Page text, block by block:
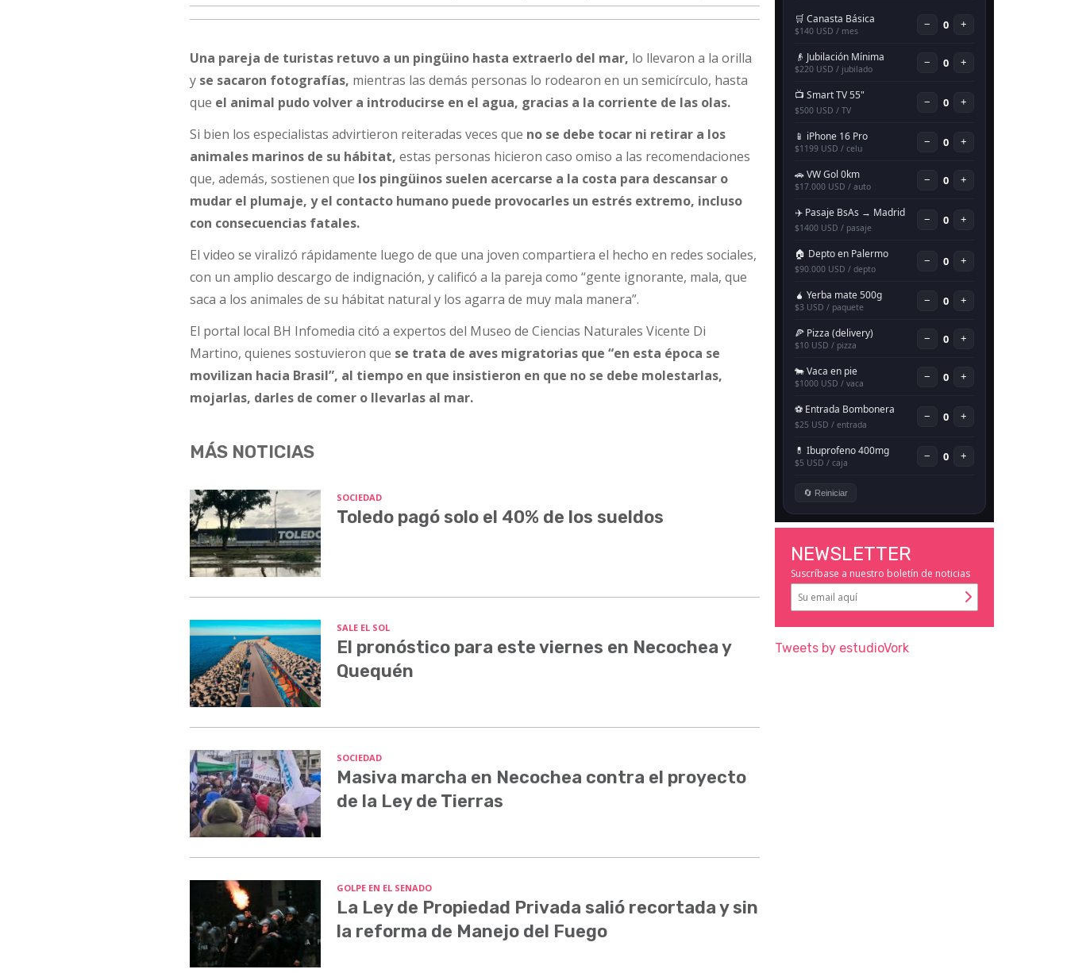
Una pareja de turistas retuvo a un pingüino hasta extraerlo del mar, lo llevaron a la orilla
y se sacaron fotografías, mientras las demás personas lo rodearon en un semicírculo, hasta
que el animal pudo volver a introducirse en el agua, gracias a la corriente de las olas.
Si bien los especialistas advirtieron reiteradas veces que no se debe tocar ni retirar a los
animales marinos de su hábitat, estas personas hicieron caso omiso a las recomendaciones
que, además, sostienen que los pingüinos suelen acercarse a la costa para descansar o
mudar el plumaje, y el contacto humano puede provocarles un estrés extremo, incluso
con consecuencias fatales.
El video se viralizó rápidamente luego de que una joven compartiera el hecho en redes sociales,
con un amplio descargo de indignación, y calificó a la pareja como “gente ignorante, mala, que
saca a los animales de su hábitat natural y los agarra de muy mala manera”.
El portal local BH Infomedia citó a expertos del Museo de Ciencias Naturales Vicente Di
Martino, quienes sostuvieron que se trata de aves migratorias que “en esta época se
movilizan hacia Brasil”, al tiempo en que insistieron en que no se debe molestarlas,
mojarlas, darles de comer o llevarlas al mar.
MÁS NOTICIAS
SOCIEDAD
Toledo pagó solo el 40% de los sueldos
SALE EL SOL
El pronóstico para este viernes en Necochea y
Quequén
SOCIEDAD
Masiva marcha en Necochea contra el proyecto
de la Ley de Tierras
GOLPE EN EL SENADO
La Ley de Propiedad Privada salió recortada y sin
la reforma de Manejo del Fuego
NEWSLETTER
Suscríbase a nuestro boletín de noticias
Tweets by estudioVork